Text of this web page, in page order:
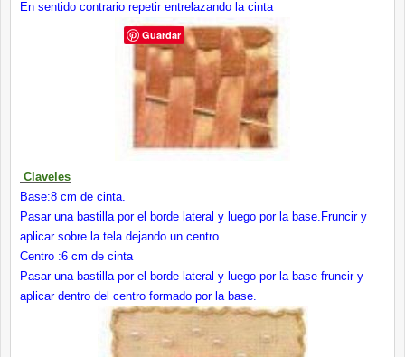
En sentido contrario repetir entrelazando la cinta
Claveles
Base:8 cm de cinta.
Pasar una bastilla por el borde lateral y luego por la base.Fruncir y
aplicar sobre la tela dejando un centro.
Centro :6 cm de cinta
Pasar una bastilla por el borde lateral y luego por la base fruncir y
aplicar dentro del centro formado por la base.
Guardar